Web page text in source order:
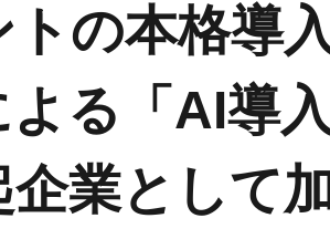
の本格導
る「AI導
業として